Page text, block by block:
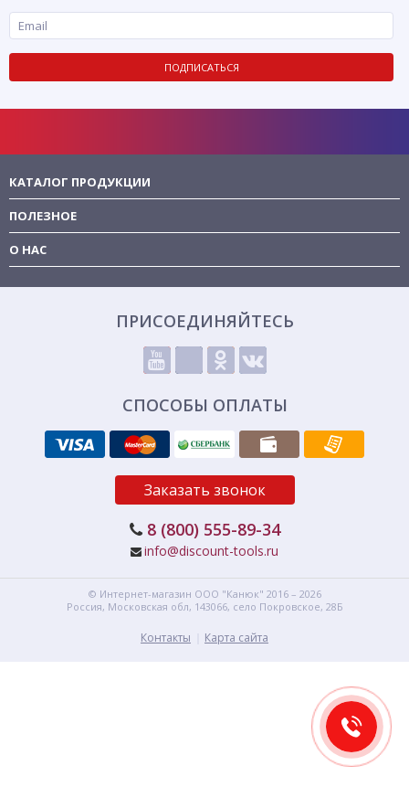
ПОДПИСАТЬСЯ
КАТАЛОГ ПРОДУКЦИИ
ПОЛЕЗНОЕ
О НАС
ПРИСОЕДИНЯЙТЕСЬ
СПОСОБЫ ОПЛАТЫ
Заказать звонок
8 (800) 555-89-34
info@discount-tools.ru
© Интернет-магазин ООО "Канюк" 2016 – 2026
Россия, Московская обл, 143066, село Покровское, 28Б
Контакты Карта сайта